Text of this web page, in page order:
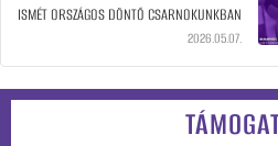
2026.05.07.
ISMÉT ORSZÁGOS DÖNTŐ CSARNOKUNKBAN